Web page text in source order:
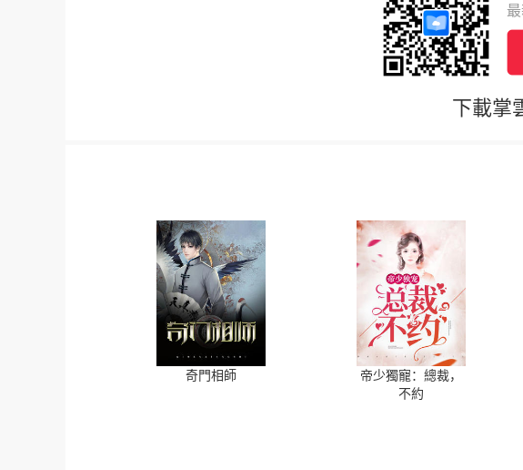
下載掌
奇門相師
帝少獨寵：總裁，
不約